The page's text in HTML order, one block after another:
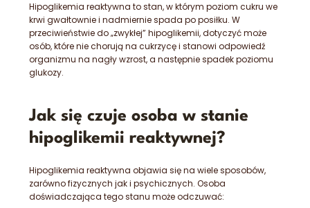
Hipoglikemia reaktywna to stan, w którym poziom cukru we
krwi gwałtownie i nadmiernie spada po posiłku. W
przeciwieństwie do „zwykłej” hipoglikemii, dotyczyć może
osób, które nie chorują na cukrzycę i stanowi odpowiedź
organizmu na nagły wzrost, a następnie spadek poziomu
glukozy.
Jak się czuje osoba w stanie
hipoglikemii reaktywnej?
Hipoglikemia reaktywna objawia się na wiele sposobów,
zarówno fizycznych jak i psychicznych. Osoba
doświadczająca tego stanu może odczuwać: